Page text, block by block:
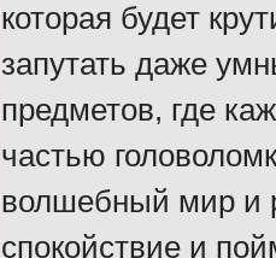
которая будет
запутать даже
предметов, где
частью
волшебный мир и
спокойствие и